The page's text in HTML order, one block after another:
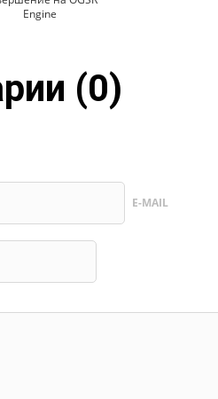
Engine
(0)
E-MAIL